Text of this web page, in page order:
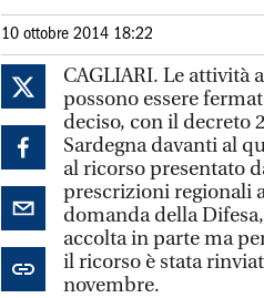
10 ottobre 2014 18:22
CAGLIARI. Le attività
possono essere
deciso, con il decreto
Sardegna davanti al
al ricorso presentato
prescrizioni regionali
domanda della
accolta in parte ma
il ricorso è stata
novembre.